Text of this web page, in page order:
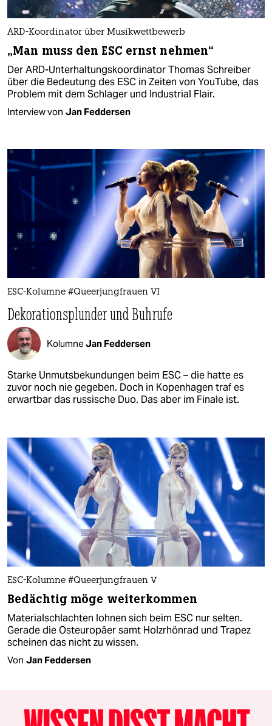
ARD-Koordinator über Musikwettbewerb
„Man muss den ESC ernst nehmen“
Der ARD-Unterhaltungskoordinator Thomas Schreiber
über die Bedeutung des ESC in Zeiten von YouTube, das
Problem mit dem Schlager und Industrial Flair.
Interview von Jan Feddersen
ESC-Kolumne #Queerjungfrauen VI
Dekorationsplunder und Buhrufe
KolumneJan Feddersen
Starke Unmutsbekundungen beim ESC – die hatte es
zuvor noch nie gegeben. Doch in Kopenhagen traf es
erwartbar das russische Duo. Das aber im Finale ist.
ESC-Kolumne #Queerjungfrauen V
Bedächtig möge weiterkommen
Materialschlachten lohnen sich beim ESC nur selten.
Gerade die Osteuropäer samt Holzrhönrad und Trapez
scheinen das nicht zu wissen.
Von Jan Feddersen